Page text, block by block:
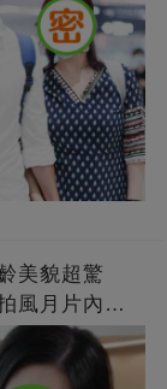
美貌超驚
風月片內